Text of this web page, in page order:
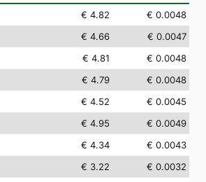
€ 4.82
€ 0.0048
€ 4.66
€ 0.0047
€ 4.81
€ 0.0048
€ 4.79
€ 0.0048
€ 4.52
€ 0.0045
€ 4.95
€ 0.0049
€ 4.34
€ 0.0043
€ 3.22
€ 0.0032